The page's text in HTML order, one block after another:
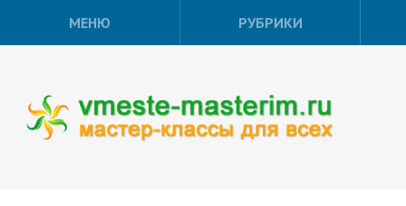
МЕНЮ РУБРИКИ